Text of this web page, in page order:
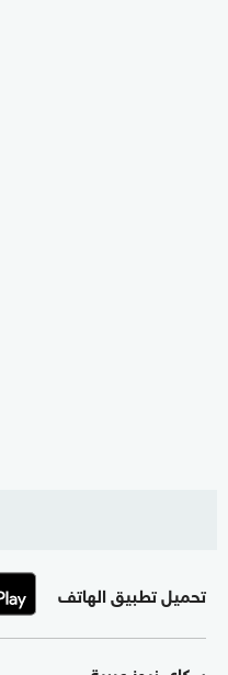
تحميل تطبيق الهاتف